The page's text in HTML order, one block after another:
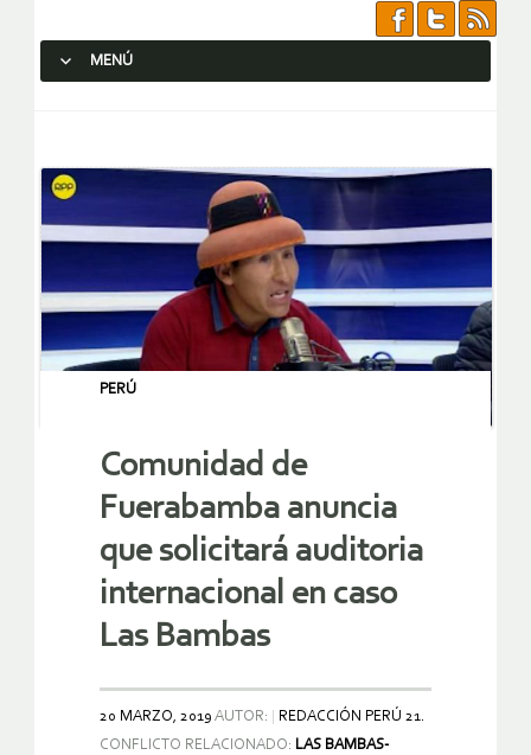
MENÚ
PERÚ
Comunidad de
Fuerabamba anuncia
que solicitará auditoria
internacional en caso
Las Bambas
20 MARZO, 2019 AUTOR:
REDACCIÓN PERÚ 21.
CONFLICTO RELACIONADO: LAS BAMBAS-